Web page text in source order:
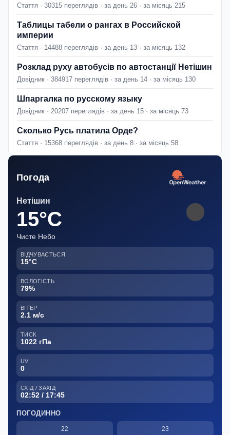
Стаття · 30315 переглядів · за день 26 · за місяць 215
Таблицы табели о рангах в Российской
империи
Стаття · 14488 переглядів · за день 13 · за місяць 132
Розклад руху автобусів по автостанції Нетішин
Довідник · 384917 переглядів · за день 14 · за місяць 130
Шпаргалка по русскому языку
Довідник · 20207 переглядів · за день 15 · за місяць 73
Сколько Русь платила Орде?
Стаття · 15368 переглядів · за день 8 · за місяць 58
Погода
Нетішин
15°C
Чисте Небо
ВІДЧУВАЄТЬСЯ
15°C
ВОЛОГІСТЬ
79%
ВІТЕР
2.1 м/с
ТИСК
1022 гПа
UV
0
СХІД / ЗАХІД
02:52 / 17:45
ПОГОДИННО
22 23